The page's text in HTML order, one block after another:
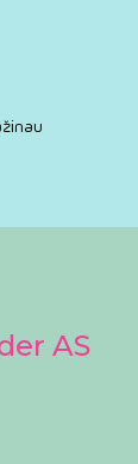
AS